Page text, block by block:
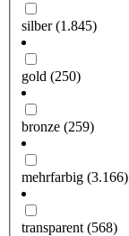
silber(1.845)
gold (250)
bronze (259)
mehrfarbig (3.166)
transparent (568)